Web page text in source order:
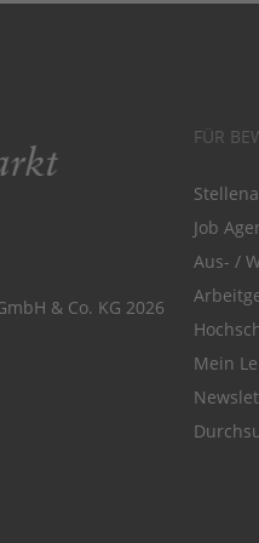
& Co. KG 2026
FÜR
Job
Aus- /
Mein